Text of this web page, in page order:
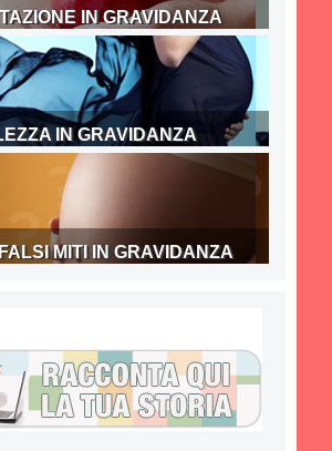
IN GRAVIDANZA
IN GRAVIDANZA
MITI IN GRAVIDANZA